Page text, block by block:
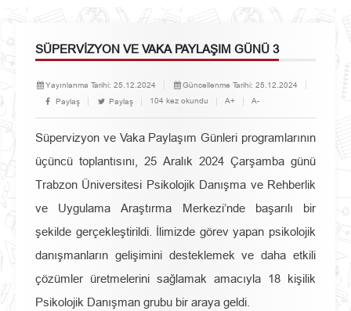
SÜPERVİZYON VE VAKA PAYLAŞIM GÜNÜ 3
Yayınlanma Tarihi: 25.12.2024 Güncellenme Tarihi: 25.12.2024
Paylaş
Paylaş 104 kez okundu A+ A-
Süpervizyon ve Vaka Paylaşım Günleri programlarının
üçüncü toplantısını, 25 Aralık 2024 Çarşamba günü
Trabzon Üniversitesi Psikolojik Danışma ve Rehberlik
ve Uygulama Araştırma Merkezi’nde başarılı bir
şekilde gerçekleştirildi. İlimizde görev yapan psikolojik
danışmanların gelişimini desteklemek ve daha etkili
çözümler üretmelerini sağlamak amacıyla 18 kişilik
Psikolojik Danışman grubu bir araya geldi.